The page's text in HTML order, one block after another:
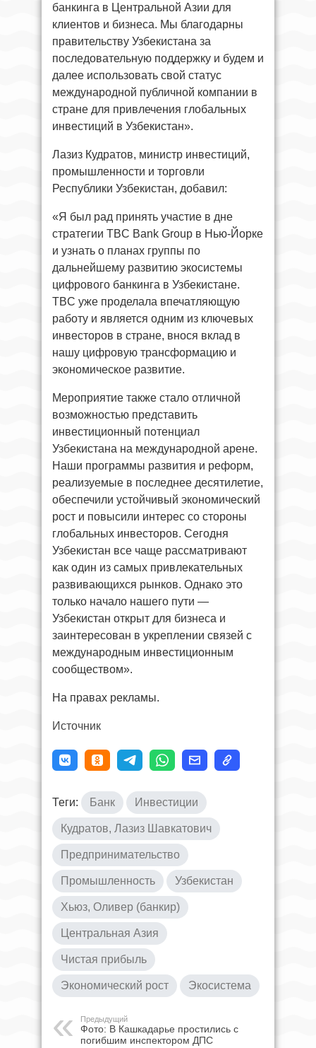
банкинга в Центральной Азии для
клиентов и бизнеса. Мы благодарны
правительству Узбекистана за
последовательную поддержку и будем и
далее использовать свой статус
международной публичной компании в
стране для привлечения глобальных
инвестиций в Узбекистан».
Лазиз Кудратов, министр инвестиций,
промышленности и торговли
Республики Узбекистан, добавил:
«Я был рад принять участие в дне
стратегии TBC Bank Group в Нью-Йорке
и узнать о планах группы по
дальнейшему развитию экосистемы
цифрового банкинга в Узбекистане.
TBC уже проделала впечатляющую
работу и является одним из ключевых
инвесторов в стране, внося вклад в
нашу цифровую трансформацию и
экономическое развитие.
Мероприятие также стало отличной
возможностью представить
инвестиционный потенциал
Узбекистана на международной арене.
Наши программы развития и реформ,
реализуемые в последнее десятилетие,
обеспечили устойчивый экономический
рост и повысили интерес со стороны
глобальных инвесторов. Сегодня
Узбекистан все чаще рассматривают
как один из самых привлекательных
развивающихся рынков. Однако это
только начало нашего пути —
Узбекистан открыт для бизнеса и
заинтересован в укреплении связей с
международным инвестиционным
сообществом».
На правах рекламы.
Источник
Теги: Банк Инвестиции
Кудратов, Лазиз Шавкатович
Предпринимательство
Промышленность Узбекистан
Хьюз, Оливер (банкир)
Центральная Азия
Чистая прибыль
Экономический рост Экосистема
Предыдущий
Фото: В Кашкадарье простились с
погибшим инспектором ДПС